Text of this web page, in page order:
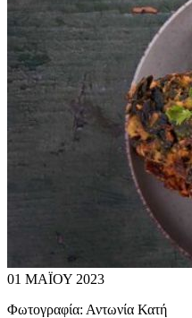
01 ΜΑΪΟΥ 2023
Φωτογραφία: Αντωνία Κατή